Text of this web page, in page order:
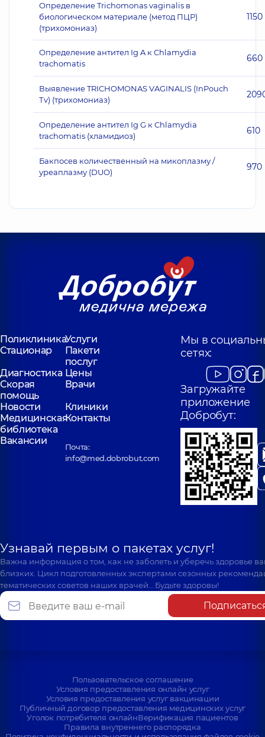
Определение Trichomonas vaginalis в
биологическом материале (метод ПЦР)
(трихомониаз)
1150
Определение антител Ig A к Chlamydia
trachomatis
660
Выявление TRICHOMONAS VAGINALIS (InPouch
Тv) (трихомониаз)
Определение антител Ig G к Chlamydia
trachomatis (хламидиоз)
610
Бакпосев количественный на микоплазму /
уреаплазму (DUO)
970
ПоликлиникаУслуги
Стационар
Пакети
послуг
Диагностика Цены
Скорая
помощь
Врачи
Новости
Клиники
Медицинская
библиотека
Контакты
Вакансии
Почта:
info@med.dobrobut.com
Мы в
сетях:
Загружайте
приложение
Добробут:
Узнавай первым о пакетах услуг!
Важна информация о том, как не заболеть и уберечь здоровье
близких. Цикл подготовленных экспертами сезонных
тематических советов наших врачей… Будьте здоровы!
Пользовательское соглашение
Условия предоставления онлайн услуг
Условия предоставления услуг вакцинации
Публичный договор предоставления медицинских услуг
Уголок потребителя онлайнВерификация пациентов
Правила внутреннего распорядка